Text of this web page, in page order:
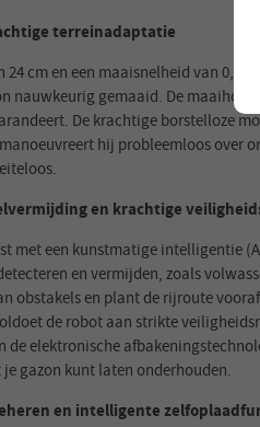
terreinadaptatie
24 cm en een maaisnelheid van 0,4
nauwkeurig gemaaid. De
De krachtige borstelloze
hij probleemloos over
en krachtige
met een kunstmatige intelligentie
en vermijden, zoals
obstakels en plant de rijroute
de robot aan strikte
de elektronische
gazon kunt laten onderhouden.
en intelligente